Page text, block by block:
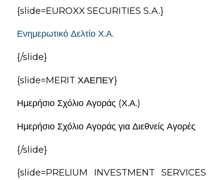
{slide=EUROXX SECURITIES S.A.}
Ενημερωτικό Δελτίο Χ.Α.
{/slide}
{slide=MERIT ΧΑΕΠΕΥ}
Ημερήσιο Σχόλιο Αγοράς (Χ.Α.)
Ημερήσιο Σχόλιο Αγοράς για Διεθνείς Αγορές
{/slide}
{slide=PRELIUM INVESTMENT SERVICES